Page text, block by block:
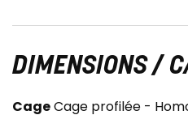
DIMENSIONS /
CageCage profilée -